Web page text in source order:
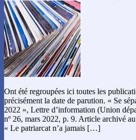
Ont été regroupées ici toutes les
précisément la date de parution. « Se
2022 », Lettre d’information (Union
nº 26, mars 2022, p. 9. Article archivé
« Le patriarcat n’a jamais […]